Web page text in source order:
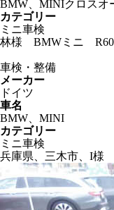
BMW、MINIクロスオ
カテゴリー
ミニ車検
林様 BMWミニ R60
車検・整備
メーカー
ドイツ
車名
BMW、MINI
カテゴリー
ミニ車検
兵庫県、三木市、I様